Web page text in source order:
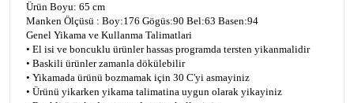
Ürün Boyu: 65 cm
Manken Ölçüsü : Boy:176 Gögüs:90 Bel:63 Basen:94
Genel Yikama ve Kullanma Talimatlari
• El isi ve boncuklu ürünler hassas programda tersten yikanmalidir
• Baskili ürünler zamanla dökülebilir
• Yikamada ürünü bozmamak için 30 C'yi asmayiniz
• Ürünü yikarken yikama talimatina uygun olarak yikayiniz